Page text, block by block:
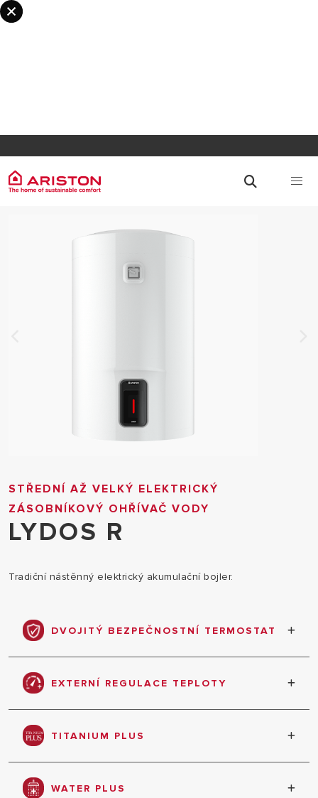
STŘEDNÍ AŽ VELKÝ ELEKTRICKÝ
ZÁSOBNÍKOVÝ OHŘÍVAČ VODY
LYDOS R
Tradiční nástěnný elektrický akumulační bojler.
DVOJITÝ BEZPEČNOSTNÍ TERMOSTAT
Maximálně spolehlivé, zcela bezpečené
EXTERNÍ REGULACE TEPLOTY
Snadné nastavení teploty díky externímu ovladači
TITANIUM PLUS
Delší životnost a odolnost proti korozi díky
zásobníku vody s titanovým smaltem
WATER PLUS